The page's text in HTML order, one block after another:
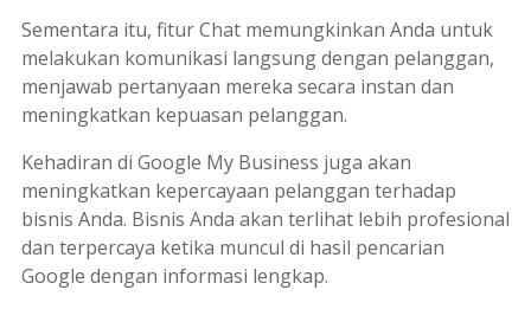
Sementara itu, fiturChatmemungkinkan Anda untuk
melakukan komunikasi langsung dengan pelanggan,
menjawab pertanyaan mereka secara instan dan
meningkatkan kepuasan pelanggan.
Kehadiran di Google My Business juga akan
meningkatkan kepercayaan pelanggan terhadap
bisnis Anda. Bisnis Anda akan terlihat lebih profesional
dan terpercaya ketika muncul di hasil pencarian
Google dengan informasi lengkap.